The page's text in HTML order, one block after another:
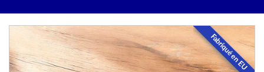
Fabriqué en EU